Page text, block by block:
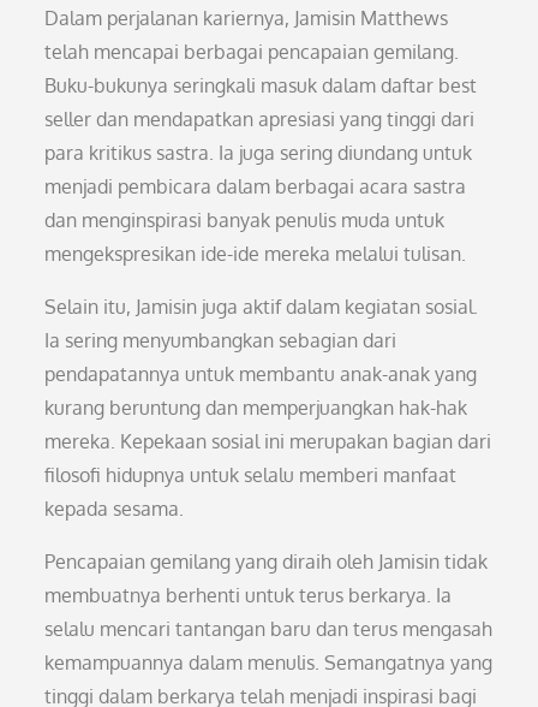
Dalam perjalanan kariernya, Jamisin Matthews
telah mencapai berbagai pencapaian gemilang.
Buku-bukunya seringkali masuk dalam daftar best
seller dan mendapatkan apresiasi yang tinggi dari
para kritikus sastra. Ia juga sering diundang untuk
menjadi pembicara dalam berbagai acara sastra
dan menginspirasi banyak penulis muda untuk
mengekspresikan ide-ide mereka melalui tulisan.
Selain itu, Jamisin juga aktif dalam kegiatan sosial.
Ia sering menyumbangkan sebagian dari
pendapatannya untuk membantu anak-anak yang
kurang beruntung dan memperjuangkan hak-hak
mereka. Kepekaan sosial ini merupakan bagian dari
filosofi hidupnya untuk selalu memberi manfaat
kepada sesama.
Pencapaian gemilang yang diraih oleh Jamisin tidak
membuatnya berhenti untuk terus berkarya. Ia
selalu mencari tantangan baru dan terus mengasah
kemampuannya dalam menulis. Semangatnya yang
tinggi dalam berkarya telah menjadi inspirasi bagi